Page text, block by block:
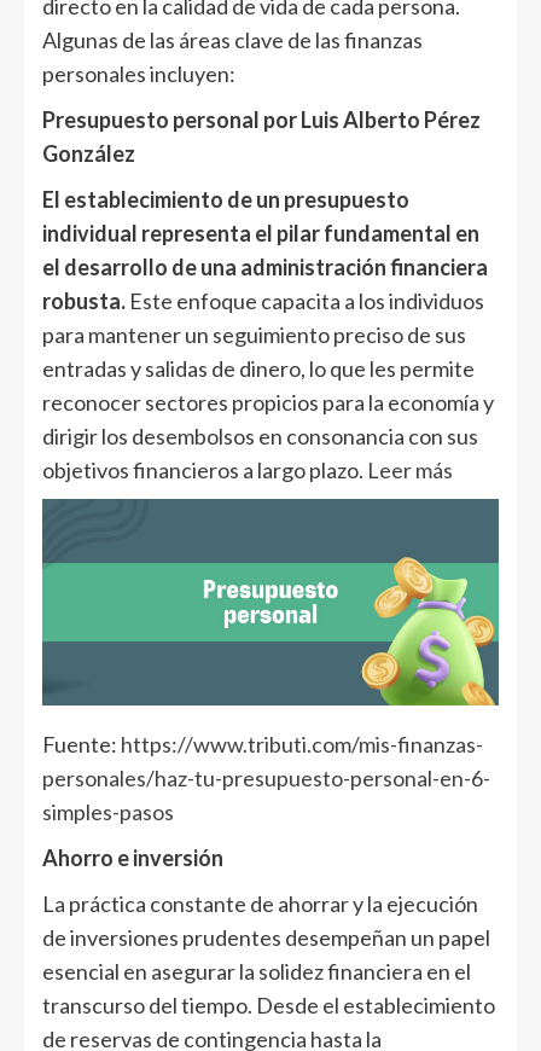
directo en la calidad de vida de cada persona.
Algunas de las áreas clave de las finanzas
personales incluyen:
Presupuesto personal por Luis Alberto Pérez
González
El establecimiento de un presupuesto
individual representa el pilar fundamental en
el desarrollo de una administración financiera
robusta. Este enfoque capacita a los individuos
para mantener un seguimiento preciso de sus
entradas y salidas de dinero, lo que les permite
reconocer sectores propicios para la economía y
dirigir los desembolsos en consonancia con sus
objetivos financieros a largo plazo. Leer más
Fuente: https://www.tributi.com/mis-finanzas-
personales/haz-tu-presupuesto-personal-en-6-
simples-pasos
Ahorro e inversión
La práctica constante de ahorrar y la ejecución
de inversiones prudentes desempeñan un papel
esencial en asegurar la solidez financiera en el
transcurso del tiempo. Desde el establecimiento
de reservas de contingencia hasta la